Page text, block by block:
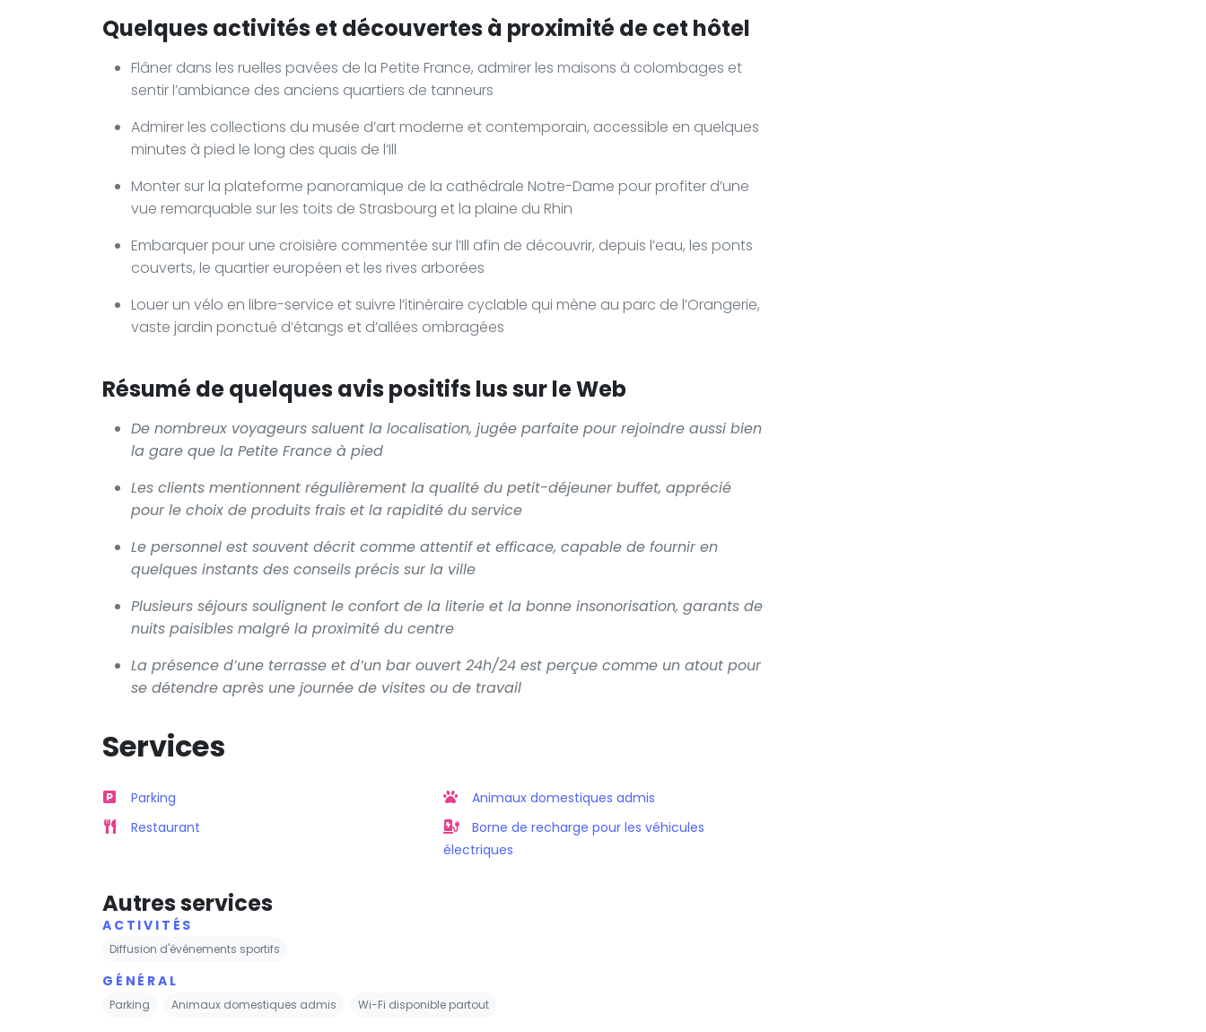
Quelques activités et découvertes à proximité de cet hôtel
Flâner dans les ruelles pavées de la Petite France, admirer les maisons à colombages et
sentir l’ambiance des anciens quartiers de tanneurs
Admirer les collections du musée d’art moderne et contemporain, accessible en quelques
minutes à pied le long des quais de l’Ill
Monter sur la plateforme panoramique de la cathédrale Notre-Dame pour profiter d’une
vue remarquable sur les toits de Strasbourg et la plaine du Rhin
Embarquer pour une croisière commentée sur l’Ill afin de découvrir, depuis l’eau, les ponts
couverts, le quartier européen et les rives arborées
Louer un vélo en libre-service et suivre l’itinéraire cyclable qui mène au parc de l’Orangerie,
vaste jardin ponctué d’étangs et d’allées ombragées
Résumé de quelques avis positifs lus sur le Web
De nombreux voyageurs saluent la localisation, jugée parfaite pour rejoindre aussi bien
la gare que la Petite France à pied
Les clients mentionnent régulièrement la qualité du petit-déjeuner buffet, apprécié
pour le choix de produits frais et la rapidité du service
Le personnel est souvent décrit comme attentif et efficace, capable de fournir en
quelques instants des conseils précis sur la ville
Plusieurs séjours soulignent le confort de la literie et la bonne insonorisation, garants de
nuits paisibles malgré la proximité du centre
La présence d’une terrasse et d’un bar ouvert 24h/24 est perçue comme un atout pour
se détendre après une journée de visites ou de travail
Services
Parking
Restaurant
Animaux domestiques admis
Borne de recharge pour les véhicules
électriques
Autres services
ACTIVITÉS
Diffusion d'événements sportifs
GÉNÉRAL
Parking Animaux domestiques admis Wi-Fi disponible partout